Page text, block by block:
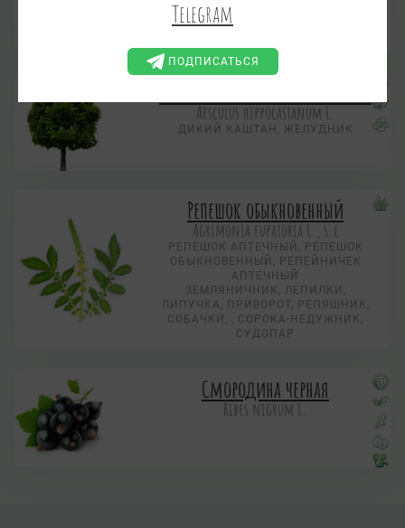
ТРАВА, ВЕРБОВНИК, ДУБНЯК,
КРАСОТА ДЕВИЧЬЯ, ПЛАКУН,
Aesculus hippocastanum L.
ДИКИЙ КАШТАН, ЖЕЛУДНИК
Репешок обыкновенный
Agrimonia eupatoria L., s.l
РЕПЕШОК АПТЕЧНЫЙ, РЕПЕШОК
ОБЫКНОВЕННЫЙ, РЕПЕЙНИЧЕК
АПТЕЧНЫЙ
ЗЕМЛЯНИЧНИК, ЛЕПИЛКИ,
ЛИПУЧКА, ПРИВОРОТ, РЕПЯШНИК,
СОБАЧКИ, , СОРОКА-НЕДУЖНИК,
СУДОПАР
Смородина черная
Ribes nigrum L.
Telegram
ПОДПИСАТЬСЯ